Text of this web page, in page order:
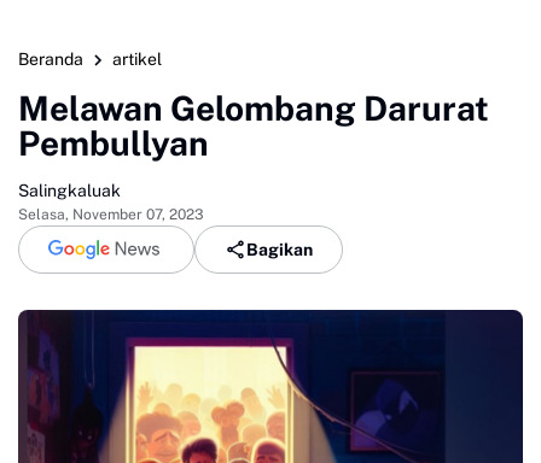
Beranda artikel
Melawan Gelombang Darurat
Pembullyan
Salingkaluak
Selasa, November 07, 2023
Bagikan